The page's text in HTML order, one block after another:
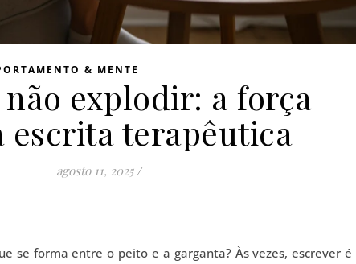
& MENTE
explodir: a força
escrita terapêutica
agosto 11, 2025 /
se forma entre o peito e a garganta? Às vezes, escrever é